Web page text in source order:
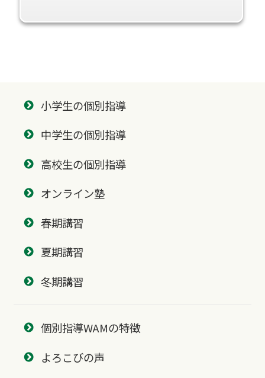
小学生の個別指導
中学生の個別指導
高校生の個別指導
オンライン塾
春期講習
夏期講習
冬期講習
個別指導WAMの特徴
よろこびの声